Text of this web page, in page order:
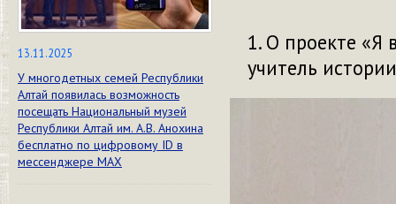
13.11.2025
У многодетных семей Республики
Алтай появилась возможность
посещать Национальный музей
Республики Алтай им. А.В. Анохина
бесплатно по цифровому ID в
мессенджере МАХ
О проекте «Я
учитель